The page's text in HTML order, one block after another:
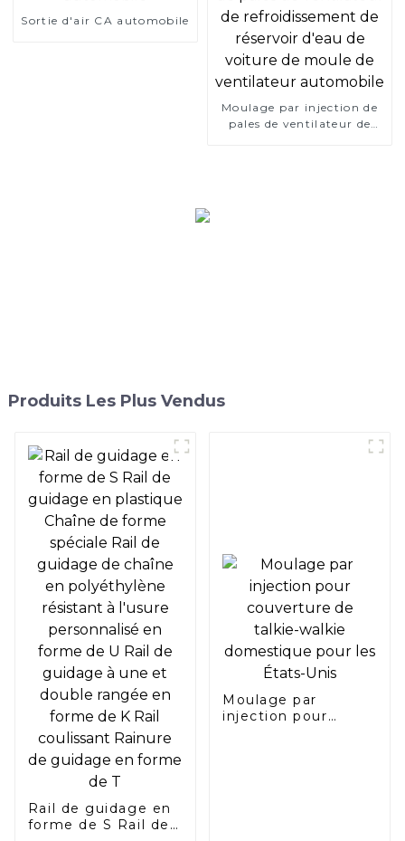
Sortie d'air CA automobile
Moulage par injection de
pales de ventilateur de
Produits Les Plus Vendus
Rail de guidage en
forme de S Rail de
Moulage par
injection pour